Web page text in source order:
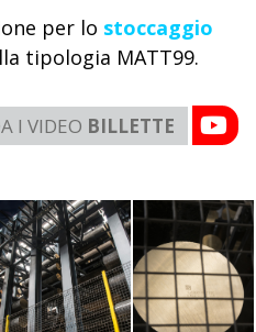
per lo stoccaggio
tipologia MATT99.
I VIDEO BILLETTE